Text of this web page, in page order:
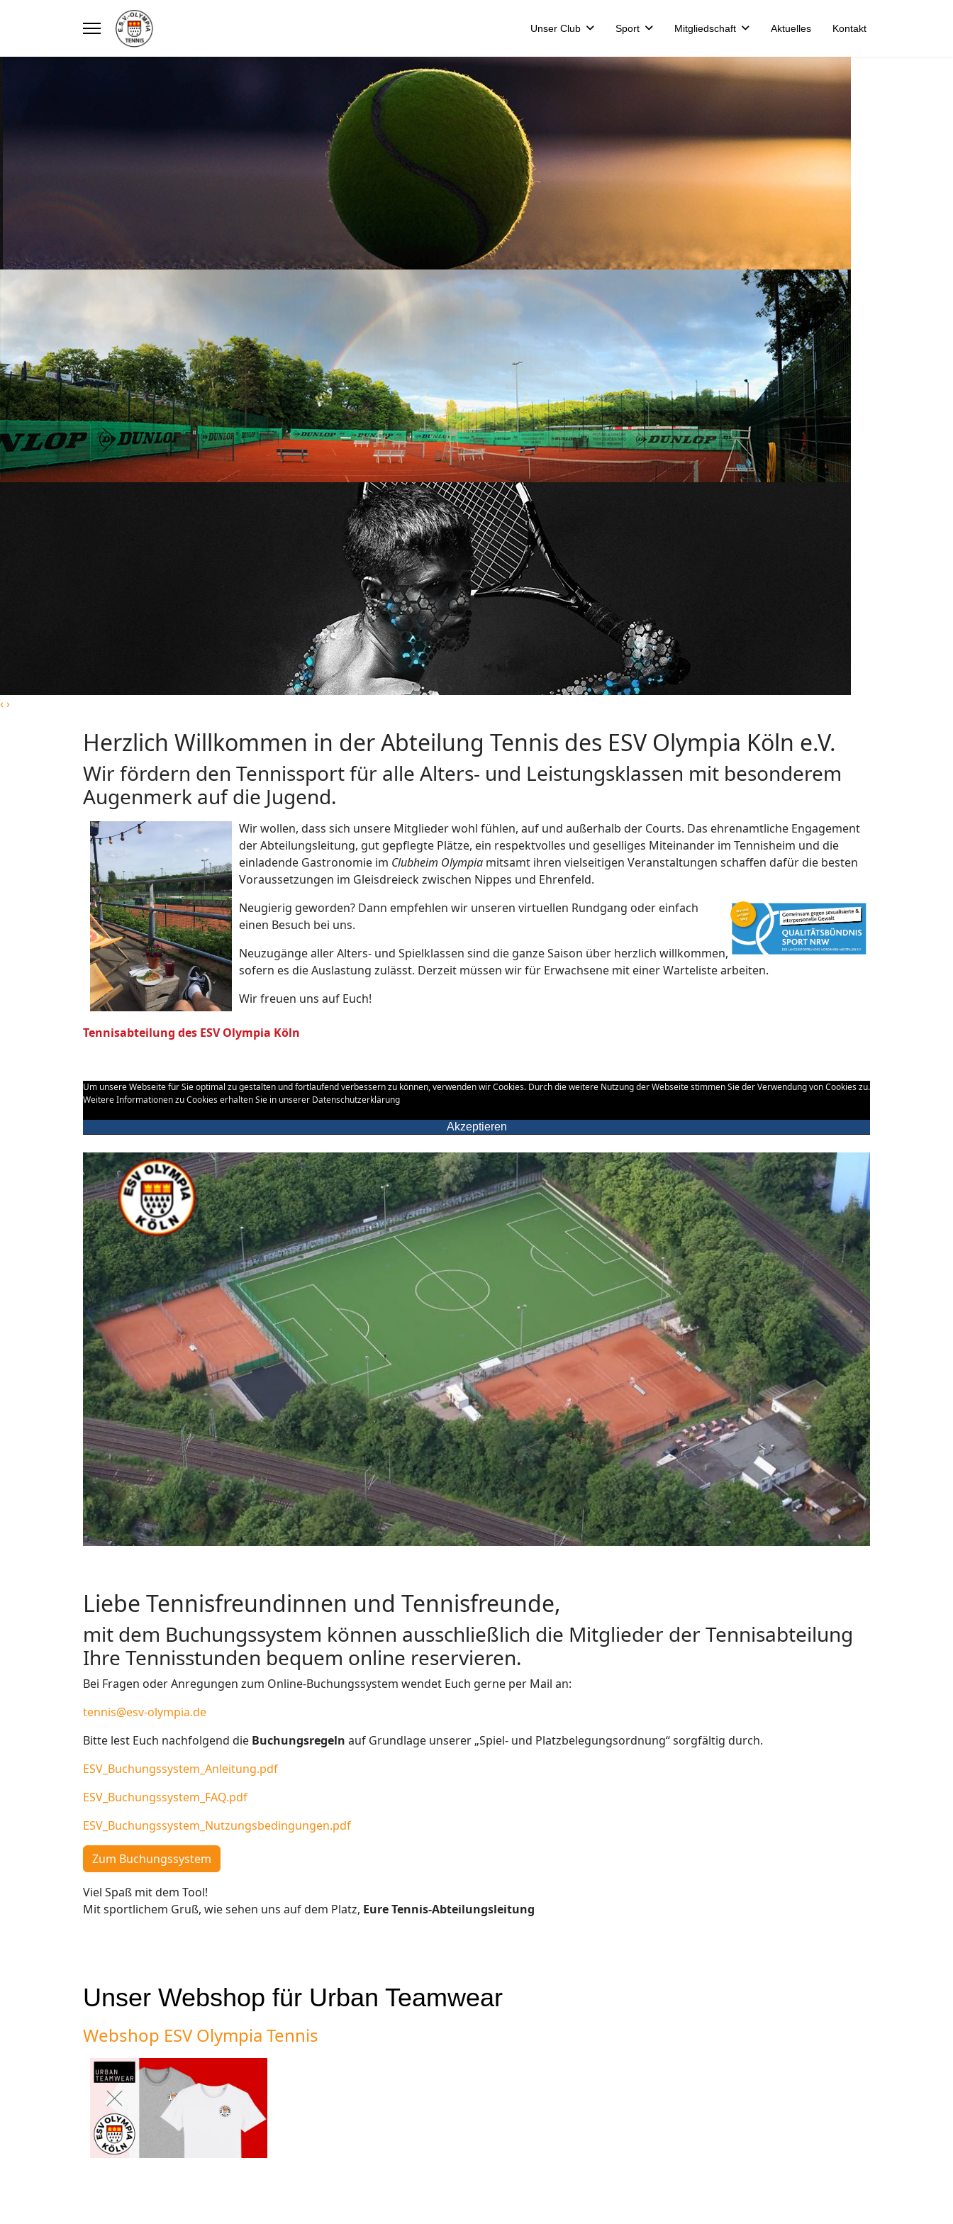
Unser Club Sport Mitgliedschaft Aktuelles Kontakt
‹›
Herzlich Willkommen in der Abteilung Tennis des ESV Olympia Köln e.V.
Wir fördern den Tennissport für alle Alters- und Leistungsklassen mit besonderem
Augenmerk auf die Jugend.
Wir wollen, dass sich unsere Mitglieder wohl fühlen, auf und außerhalb der Courts. Das ehrenamtliche Engagement
der Abteilungsleitung, gut gepflegte Plätze, ein respektvolles und geselliges Miteinander im Tennisheim und die
einladende Gastronomie im Clubheim Olympia mitsamt ihren vielseitigen Veranstaltungen schaffen dafür die besten
Voraussetzungen im Gleisdreieck zwischen Nippes und Ehrenfeld.
Neugierig geworden? Dann empfehlen wir unseren virtuellen Rundgang oder einfach
einen Besuch bei uns.
Neuzugänge aller Alters- und Spielklassen sind die ganze Saison über herzlich willkommen,
sofern es die Auslastung zulässt. Derzeit müssen wir für Erwachsene mit einer Warteliste arbeiten.
Wir freuen uns auf Euch!
Tennisabteilung des ESV Olympia Köln
Um unsere Webseite für Sie optimal zu gestalten und fortlaufend verbessern zu können, verwenden wir Cookies. Durch die weitere Nutzung der Webseite stimmen Sie der Verwendung von Cookies zu.
Weitere Informationen zu Cookies erhalten Sie in unserer Datenschutzerklärung
Akzeptieren
Liebe Tennisfreundinnen und Tennisfreunde,
mit dem Buchungssystem können ausschließlich die Mitglieder der Tennisabteilung
Ihre Tennisstunden bequem online reservieren.
Bei Fragen oder Anregungen zum Online-Buchungssystem wendet Euch gerne per Mail an:
tennis@esv-olympia.de
Bitte lest Euch nachfolgend die Buchungsregeln auf Grundlage unserer „Spiel- und Platzbelegungsordnung“ sorgfältig durch.
ESV_Buchungssystem_Anleitung.pdf
ESV_Buchungssystem_FAQ.pdf
ESV_Buchungssystem_ Nutzungsbedingungen.pdf
Zum Buchungssystem
Viel Spaß mit dem Tool!
Mit sportlichem Gruß, wie sehen uns auf dem Platz, Eure Tennis-Abteilungsleitung
Unser Webshop für Urban Teamwear
Webshop ESV Olympia Tennis